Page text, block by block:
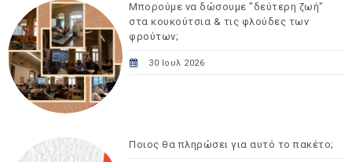
Μπορούμε να δώσουμε "δεύτερη ζωή"
στα κουκούτσια & τις φλούδες των
φρούτων;
30 Ιουλ 2026
Ποιος θα πληρώσει για αυτό το πακέτο;